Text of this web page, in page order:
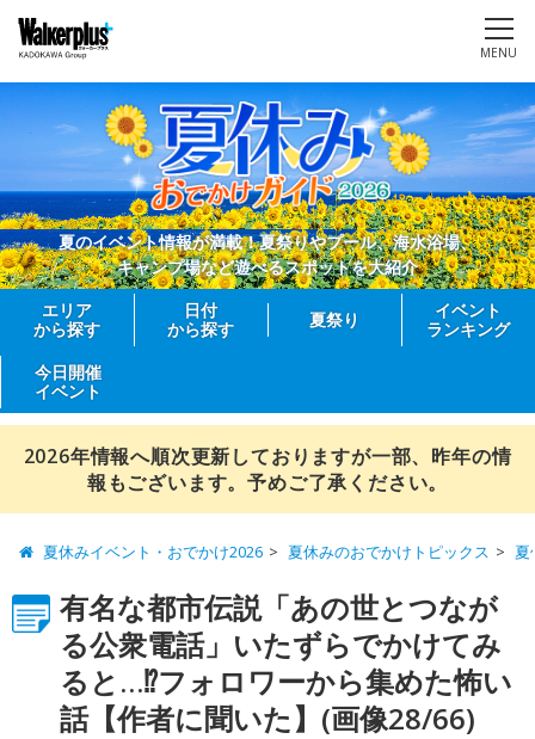
MENU
夏のイベント情報が満載！夏祭りやプール、海水浴場、
キャンプ場など遊べるスポットを大紹介
エリア
から探す
日付
から探す
夏祭り
イベント
ランキング
今日開催
イベント
2026年情報へ順次更新しておりますが一部、昨年の情
報もございます。予めご了承ください。
夏休みイベント・おでかけ2026 夏休みのおでかけトピックス 夏
有名な都市伝説「あの世とつなが
る公衆電話」いたずらでかけてみ
ると…⁉︎フォロワーから集めた怖い
話【作者に聞いた】(画像28/66)